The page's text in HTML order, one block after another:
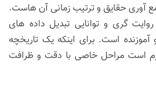
آوری حقایق و ترتیب زمانی آن هاست.
روایت گری و توانایی تبدیل داده های
است. برای اینکه یک تاریخچه
است مراحل خاصی با دقت و ظرافت